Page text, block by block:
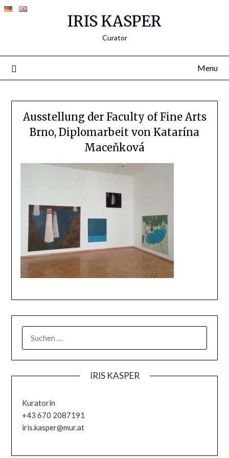
IRIS KASPER
Curator
Menu
Ausstellung der Faculty of Fine Arts
Brno, Diplomarbeit von Katarína
Maceňková
IRIS KASPER
Kuratorin
+43 670 2087191
iris.kasper@mur.at